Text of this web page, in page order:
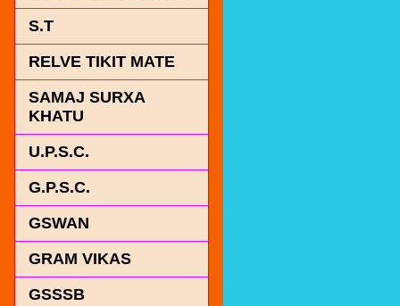
S.T
RELVE TIKIT MATE
SAMAJ SURXA
KHATU
U.P.S.C.
G.P.S.C.
GSWAN
GRAM VIKAS
GSSSB